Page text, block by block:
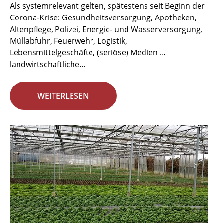
Als systemrelevant gelten, spätestens seit Beginn der
Corona-Krise: Gesundheitsversorgung, Apotheken,
Altenpflege, Polizei, Energie- und Wasserversorgung,
Müllabfuhr, Feuerwehr, Logistik,
Lebensmittelgeschäfte, (seriöse) Medien …
landwirtschaftliche...
WEITERLESEN